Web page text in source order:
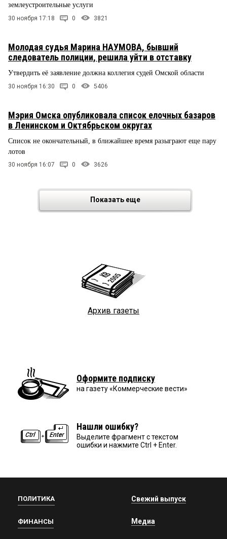
землеустроительные услуги
30 ноября 17:18 0 3821
Молодая судья Марина НАУМОВА, бывший
следователь полиции, решила уйти в отставку
Утвердить её заявление должна коллегия судей Омской области
30 ноября 16:30 0 5406
Мэрия Омска опубликовала список елочных базаров
в Ленинском и Октябрьском округах
Список не окончательный, в ближайшее время разыграют еще пару
лотов
30 ноября 16:07 0 3626
Показать еще
Архив газеты
Оформите подписку
на газету «Коммерческие вести»
Нашли ошибку?
Выделите фрагмент с текстом
ошибки и нажмите Ctrl + Enter.
ПОЛИТИКА
ФИНАНСЫ
Свежий выпуск
Медиа